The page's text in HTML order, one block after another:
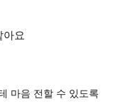
아요
마음 전할 수 있도록